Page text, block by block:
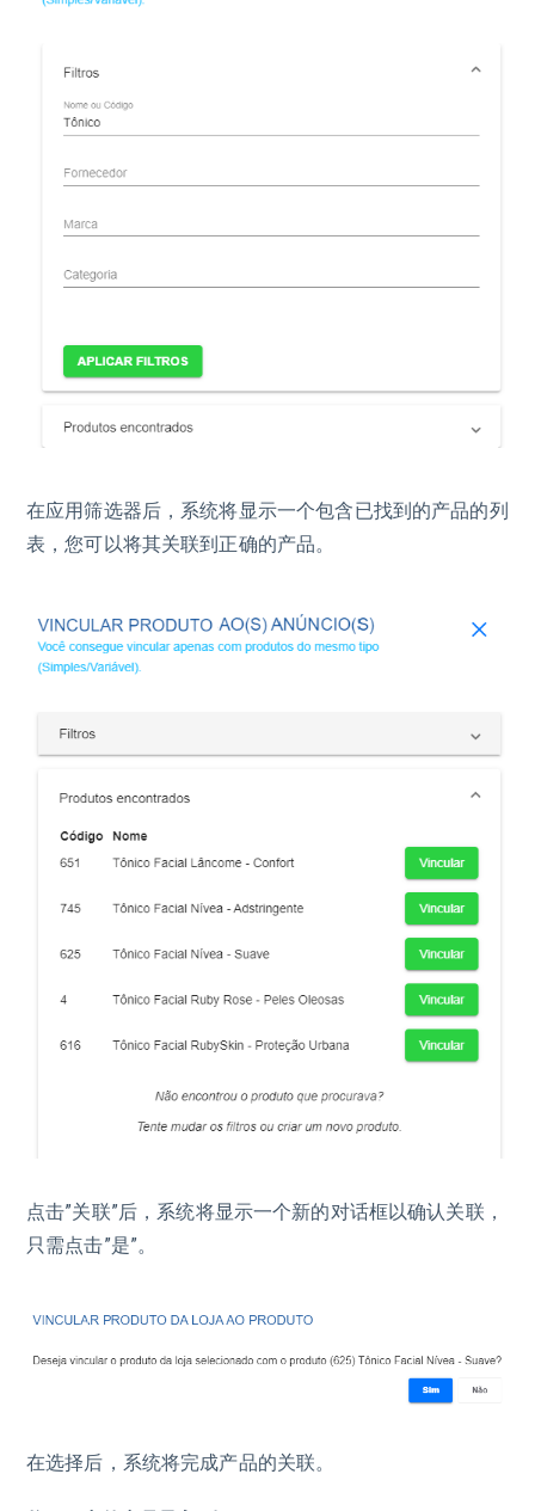
在应用筛选器后，系统将显示一个包含已找到的产品的列
表，您可以将其关联到正确的产品。
点击”关联”后，系统将显示一个新的对话框以确认关联，
只需点击”是”。
在选择后，系统将完成产品的关联。